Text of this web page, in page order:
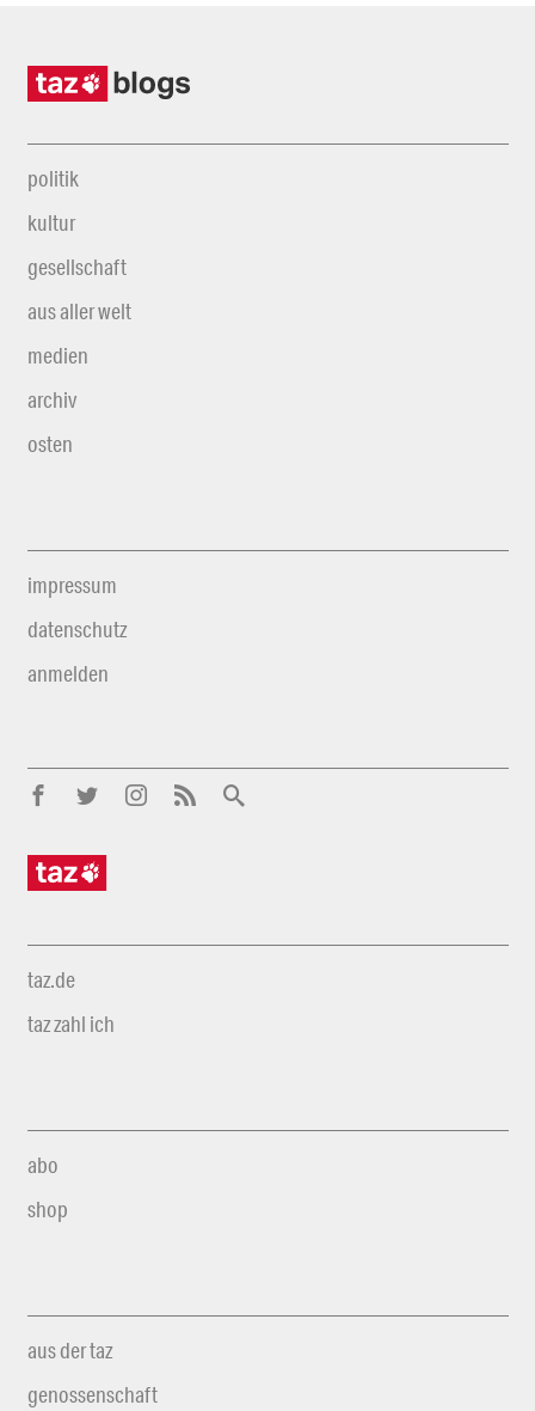
politik
kultur
gesellschaft
aus aller welt
medien
archiv
osten
impressum
datenschutz
anmelden
taz.de
taz zahl ich
abo
shop
aus der taz
genossenschaft